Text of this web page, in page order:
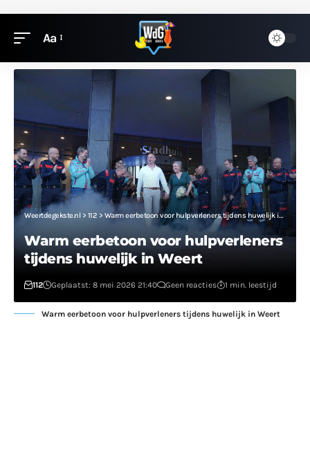
Aa
Weertdegekste.nl > 112 > Warm eerbetoon voor hulpverleners tijdens huwelijk in Weert
Warm eerbetoon voor hulpverleners
tijdens huwelijk in Weert
112 Geplaatst: 8 mei 2026 21:40 Geen reacties 1 min. leestijd
Warm eerbetoon voor hulpverleners tijdens huwelijk in Weert